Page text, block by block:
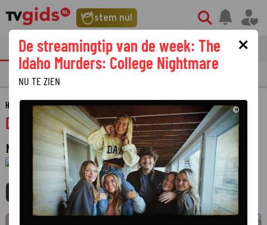
stem nu!
tvgids streaming nieuws
PRIMETIME GEMIST
HOME GIDS DRENTHE NU
Drenthe nu
NIEUWSBULLETIN
1 JANUARI 1970 01:00 - 01:00
MIJNGIDS AGENDA DELEN
×
De streamingtip van de week: The
Idaho Murders: College Nightmare
NU TE ZIEN
©